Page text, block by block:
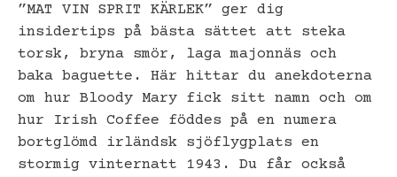
”MAT VIN SPRIT KÄRLEK” ger dig
insidertips på bästa sättet att steka
torsk, bryna smör, laga majonnäs och
baka baguette. Här hittar du anekdoterna
om hur Bloody Mary fick sitt namn och om
hur Irish Coffee föddes på en numera
bortglömd irländsk sjöflygplats en
stormig vinternatt 1943. Du får också